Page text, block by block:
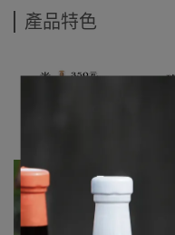
產品特色